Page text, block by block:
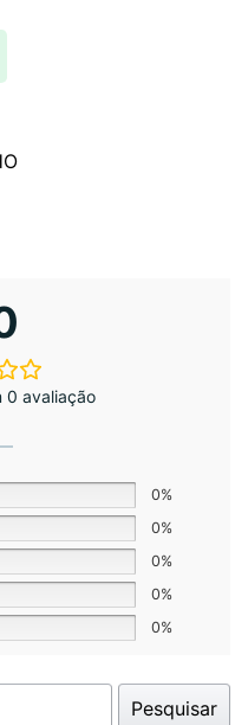
0 avaliação
0%
0%
0%
0%
0%
Pesquisar